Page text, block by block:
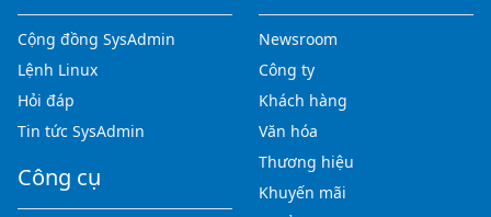
Cộng đồng SysAdmin
Lệnh Linux
Hỏi đáp
Tin tức SysAdmin
Công cụ
Newsroom
Công ty
Khách hàng
Văn hóa
Thương hiệu
Khuyến mãi